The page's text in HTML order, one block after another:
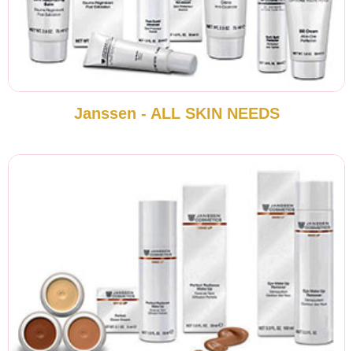
Janssen - ALL SKIN NEEDS